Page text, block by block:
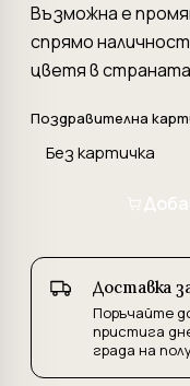
Възможна е
спрямо
цветя в
Поздравителна
Доставка
Поръчайте
пристига
града на